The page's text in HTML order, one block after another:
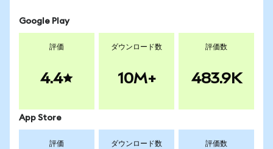
Google Play
評価
4.4
ダウンロード数
10M+
評価数
483.9K
App Store
評価 ダウンロード数 評価数